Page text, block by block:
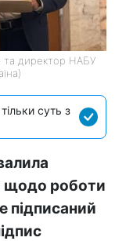
та директор НАБУ
суть з
щодо роботи
підписаний